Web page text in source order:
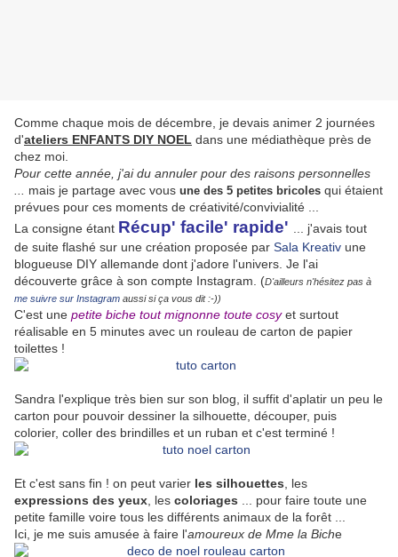
Comme chaque mois de décembre, je devais animer 2 journées
d'ateliers ENFANTS DIY NOEL dans une médiathèque près de
chez moi.
Pour cette année, j'ai du annuler pour des raisons personnelles
mais je partage avec vous une des 5 petites bricoles qui étaient
prévues pour ces moments de créativité/convivialité ...
La consigne étant Récup' facile' rapide'
... j'avais tout
de suite flashé sur une création proposée par Sala Kreativ une
blogueuse DIY allemande dont j'adore l'univers. Je l'ai
découverte grâce à son compte Instagram. (D'ailleurs n'hésitez pas à
me suivre sur Instagram aussi si ça vous dit :-))
C'est une petite biche tout mignonne toute cosyet surtout
réalisable en 5 minutes avec un rouleau de carton de papier
toilettes !
Sandra l'explique très bien sur son blog, il suffit d'aplatir un peu le
carton pour pouvoir dessiner la silhouette, découper, puis
colorier, coller des brindilles et un ruban et c'est terminé !
Et c'est sans fin ! on peut varier les silhouettes , les
expressions des yeux , les coloriages ... pour faire toute une
petite famille voire tous les différents animaux de la forêt ...
Ici, je me suis amusée à faire l'amoureux de Mme la Biche